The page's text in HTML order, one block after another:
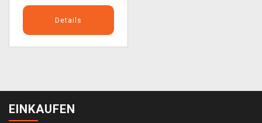
Details
EINKAUFEN